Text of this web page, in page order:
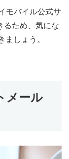
モバイル公式サ
るため、気にな
ましょう。
メール